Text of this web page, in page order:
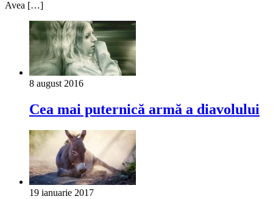
Avea […]
8 august 2016
Cea mai puterniсă armă a diavolului
19 ianuarie 2017